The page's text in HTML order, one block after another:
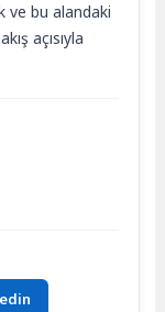
ve bu alandaki
açısıyla